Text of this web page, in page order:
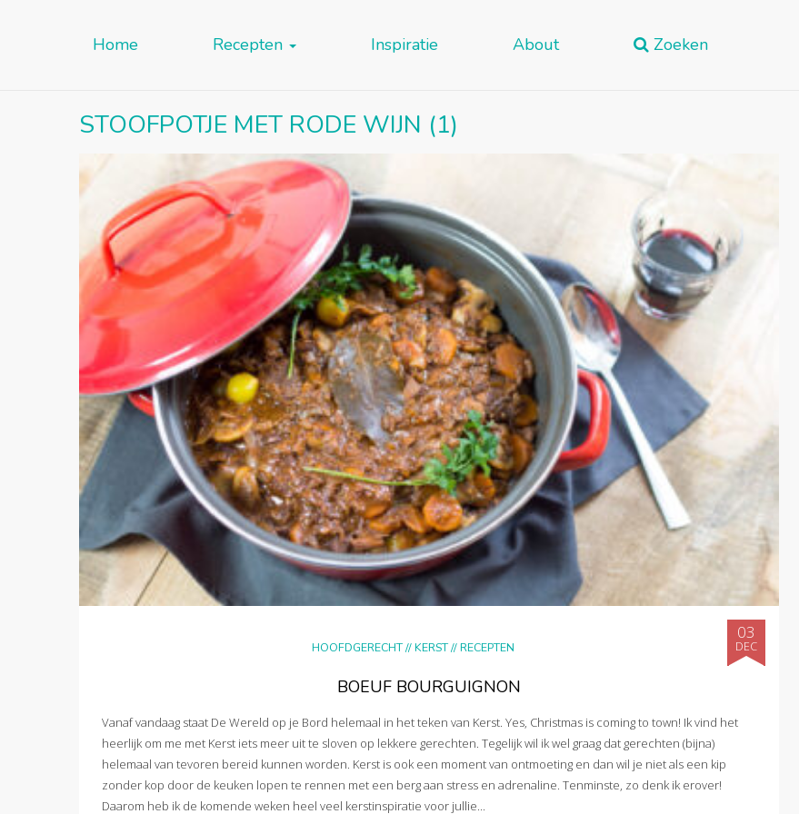
Home Recepten Inspiratie About Zoeken
STOOFPOTJE MET RODE WIJN (1)
HOOFDGERECHT//KERST//RECEPTEN
03
DEC
BOEUF BOURGUIGNON
Vanaf vandaag staat De Wereld op je Bord helemaal in het teken van Kerst. Yes, Christmas is coming to town! Ik vind het
heerlijk om me met Kerst iets meer uit te sloven op lekkere gerechten. Tegelijk wil ik wel graag dat gerechten (bijna)
helemaal van tevoren bereid kunnen worden. Kerst is ook een moment van ontmoeting en dan wil je niet als een kip
zonder kop door de keuken lopen te rennen met een berg aan stress en adrenaline. Tenminste, zo denk ik erover!
Daarom heb ik de komende weken heel veel kerstinspiratie voor jullie...